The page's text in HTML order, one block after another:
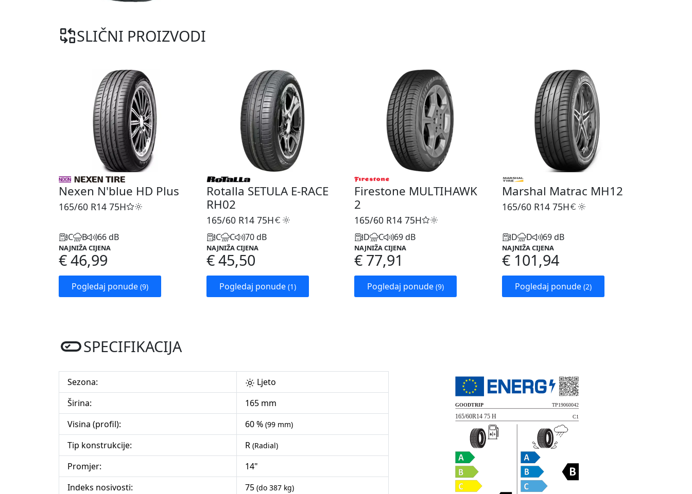
SLIČNI PROIZVODI
Nexen N'blue HD Plus
165/60 R14 75H
C B 66 dB
NAJNIŽA CIJENA
€ 46,99
Pogledaj ponude (9)
Rotalla SETULA E-RACE
RH02
165/60 R14 75H
C C 70 dB
NAJNIŽA CIJENA
€ 45,50
Pogledaj ponude (1)
Firestone MULTIHAWK
2
165/60 R14 75H
D C 69 dB
NAJNIŽA CIJENA
€ 77,91
Pogledaj ponude (9)
Marshal Matrac MH12
165/60 R14 75H
D D 69 dB
NAJNIŽA CIJENA
€ 101,94
Pogledaj ponude (2)
SPECIFIKACIJA
Sezona:
Ljeto
Širina:
165 mm
Visina (profil):
60 % (99 mm)
Tip konstrukcije: R (Radial)
Promjer:
14"
Indeks nosivosti:
75 (do 387 kg)